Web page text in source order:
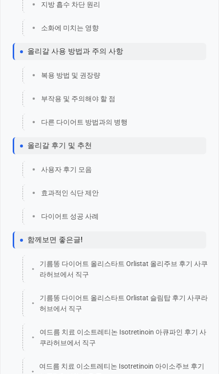
지방 흡수 차단 원리
소화에 미치는 영향
올리갈 사용 방법과 주의 사항
복용 방법 및 권장량
부작용 및 주의해야 할 점
다른 다이어트 방법과의 병행
올리갈 후기 및 추천
사용자 후기 모음
효과적인 식단 제안
다이어트 성공 사례
함께보면 좋은글!
기름똥 다이어트 올리스타트 Orlistat 올리주브 후기 사쿠
라허브에서 직구
기름똥 다이어트 올리스타트 Orlistat 슬림탑 후기 사쿠라
허브에서 직구
여드름 치료 이소트레티논 Isotretinoin 아큐파인 후기 사
쿠라허브에서 직구
여드름 치료 이소트레티논 Isotretinoin 아이소주브 후기